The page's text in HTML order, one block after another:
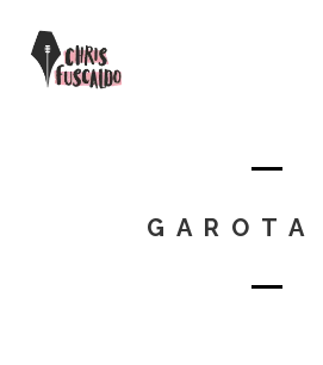
GAROTA